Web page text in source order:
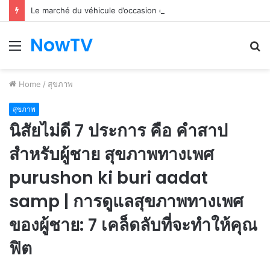
Le marché du véhicule d’occasion en plein essor
Menu
NowTV
Home / สุขภาพ
สุขภาพ
นิสัยไม่ดี 7 ประการ คือ คำสาป
สำหรับผู้ชาย สุขภาพทางเพศ
purushon ki buri aadat
samp | การดูแลสุขภาพทางเพศ
ของผู้ชาย: 7 เคล็ดลับที่จะทำให้คุณ
ฟิต